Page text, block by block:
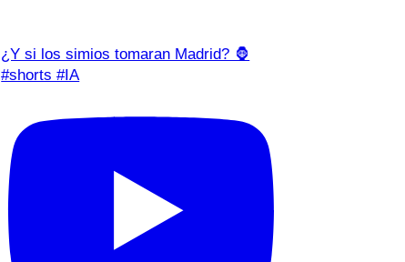
¿Y si los simios tomaran Madrid? 🦍
#shorts #IA